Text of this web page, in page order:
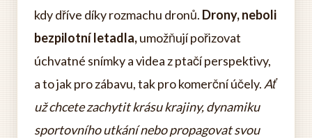
kdy dříve díky rozmachu dronů. Drony, neboli
bezpilotní letadla,umožňují pořizovat
úchvatné snímky a videa z ptačí perspektivy,
a to jak pro zábavu, tak pro komerční účely. Ať
už chcete zachytit krásu krajiny, dynamiku
sportovního utkání nebo propagovat svou